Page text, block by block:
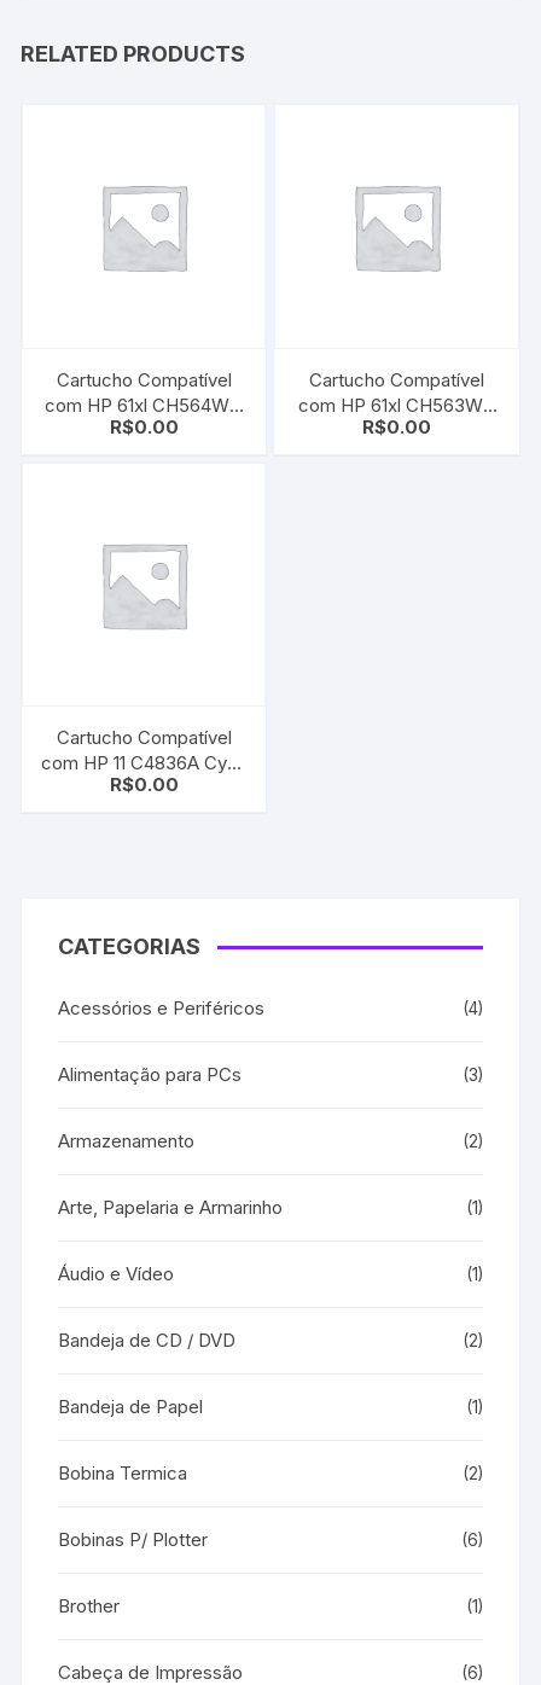
RELATED PRODUCTS
Cartucho Compatível
com HP 61xl CH564WN
Color | Deskjet 3000 |
R$0.00
Cartucho Compatível
com HP 61xl CH563WN
Black | HP Deskjet 3000
R$0.00
Cartucho Compatível
com HP 11 C4836A Cyan
| Deskjet 10/ 20/ 50/ 70/
R$0.00
CATEGORIAS
Acessórios e Periféricos (4)
Alimentação para PCs (3)
Armazenamento (2)
Arte, Papelaria e Armarinho (1)
Áudio e Vídeo (1)
Bandeja de CD / DVD (2)
Bandeja de Papel (1)
Bobina Termica (2)
Bobinas P/ Plotter (6)
Brother (1)
Cabeça de Impressão (6)